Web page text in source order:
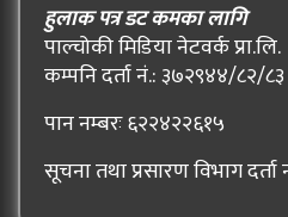
हुलाक पत्र डट कमका लागि
पाल्चोकी मिडिया नेटवर्क प्रा.लि.
कम्पनि दर्ता नं.: ३७२९४४/८२/८३
पान नम्बरः ६२२४२२६१५
सूचना तथा प्रसारण विभाग